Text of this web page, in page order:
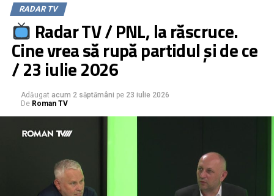
RADAR TV
Radar TV / PNL, la răscruce.
Cine vrea să rupă partidul și de ce
/ 23 iulie 2026
Adăugat acum 2 săptămâni pe 23 iulie 2026
De Roman TV